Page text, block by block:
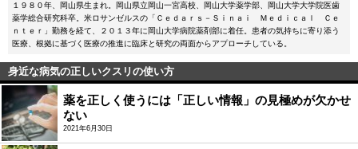
１９８０年、岡山県生まれ。岡山県立岡山一宮高校、岡山大学薬学部、岡山大学大学院医歯
薬学総合研究科卒。米ロサンゼルスの「Ｃｅｄａｒｓ－Ｓｉｎａｉ Ｍｅｄｉｃａｌ Ｃｅ
ｎｔｅｒ」勤務を経て、２０１３年に岡山大学病院薬剤部に着任。患者の気持ちに寄り添う
医療、根拠に基づく医療の推進に臨床と研究の両面からアプローチしている。
身近な病気の正しいクスリの使い方
薬を正しく使うには「正しい情報」の見極めが欠かせ
ない
2021年6月30日